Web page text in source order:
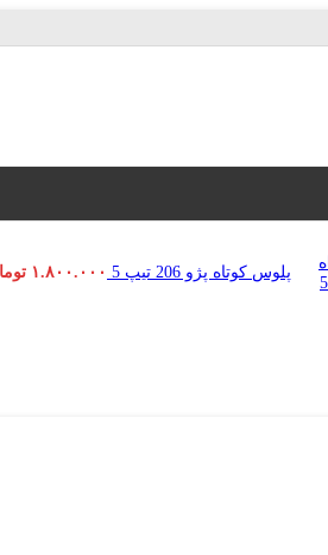
پلوس کوتاه پژو 206 تیپ 5 ۱.۸۰۰.۰۰۰